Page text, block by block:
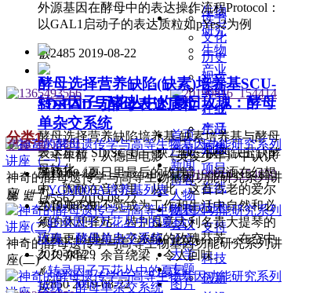
生物
研究
生物
产业
医药
产业
生活
万象
企业
在线
产品
在线
项目
在线
技术
支持
读书
文化
历史
观点
科技
创新
首页
产品
新闻
博客
人物
期刊
会议
论文
大学
专题
图片
外源基因在酵母中的表达操作流程Protocol：
以GAL1启动子的表达质粒如pYes2为例
넶2485 2019-08-22
转录因子万花丛中的夏日玫瑰：酵母
单杂交系统
三十年前，从德国电影《英俊少年》中认识
了音乐《夏日里最后的玫瑰》，沉湎在幻想
中，陶醉在音符里。从此，这首古老的爱尔
兰音乐不知不觉成为工作和生活中自然和必
须的休憩驿站。特别是意大利名贵大提琴的
演奏更仿佛拉出了浓郁的玫瑰芬芳，在空中
久久弥留，余音绕梁，令人回味。
넶850 2019-08-22
酵母选择营养缺陷(缺素)培养基SCU-
SD-PAD与酵母表达质粒
酵母选择营养缺陷培养基-缺素培养基与酵母
表达质粒 SD/SC-U 一缺二缺三缺四缺五缺酵
母转化
넶5562 2019-08-22
넳 넲
神奇的酵母遗传学与高等生物基因功能研究系列讲
座（一）
神奇的酵母遗传学与高等生物基因功能研究系列讲
座(二)
分类1
更多 낑
2019-09-12
ꄅ YGM003A培养基列表
2019-08-29
ꄅ 转录因子万花丛中的夏日
玫瑰：酵母单杂交系统
2019-08-29
ꄅ 转录因子万花丛中的夏日
玫瑰：酵母单杂交系统